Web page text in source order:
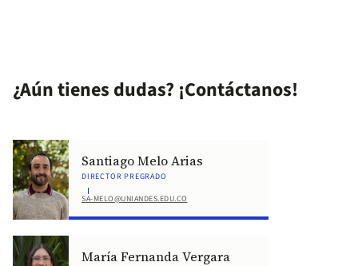
¿Aún tienes dudas? ¡Contáctanos!
Santiago Melo Arias
DIRECTOR PREGRADO
SA-MELO@UNIANDES.EDU.CO
María Fernanda Vergara